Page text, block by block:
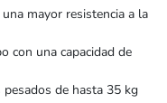
mayor resistencia a la
con una capacidad de
de hasta 35 kg